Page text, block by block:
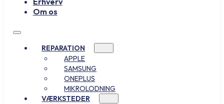
Om os
REPARATION
APPLE
SAMSUNG
ONEPLUS
MIKROLODNING
VÆRKSTEDER